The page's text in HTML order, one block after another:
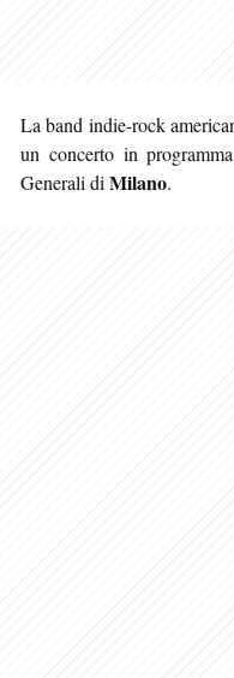
La band indie-rock
un concerto in
Generali di Milano.